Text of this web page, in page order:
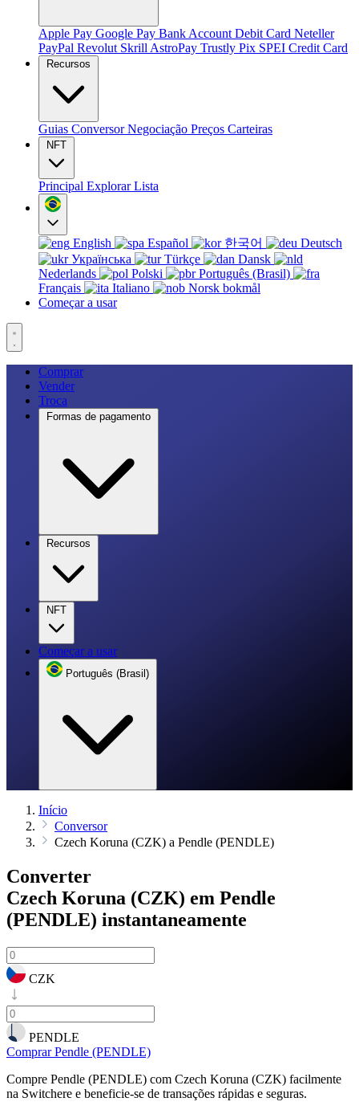
Apple Pay Google Pay Bank Account Debit Card Neteller
PayPal Revolut Skrill AstroPay Trustly Pix SPEI Credit Card
Recursos
Guias ConversorNegociação Preços Carteiras
NFT
Principal ExplorarLista
English Español 한국어
Deutsch
Українська
Türkçe
Dansk
Nederlands
Polski
Português (Brasil)
Français
Italiano
Norsk bokmål
Começar a usar
Comprar
Vender
Troca
Formas de pagamento
Recursos
NFT
Começar a usar
Português (Brasil)
Início
Conversor
Czech Koruna (CZK) a Pendle (PENDLE)
Converter
Czech Koruna (CZK) em Pendle
(PENDLE) instantaneamente
CZK
PENDLE
Comprar Pendle (PENDLE)
Compre Pendle (PENDLE) com Czech Koruna (CZK) facilmente
na Switchere e beneficie-se de transações rápidas e seguras.